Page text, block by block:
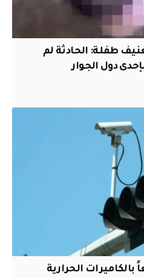
طفلة: الحادثة لم
دول الجوار
50 تقاطعاً بالكاميرات الحرارية